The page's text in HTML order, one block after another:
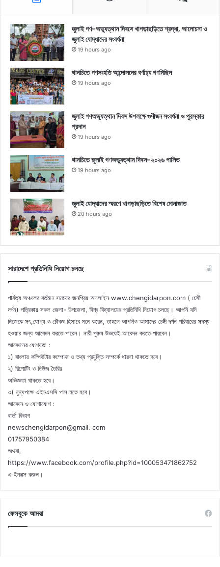
জুলাই গণ-অভ্যুত্থান দিবসে খাগড়াছড়িতে শ্রদ্ধা, আলোচনা ও
জুলাই যোদ্ধাদের সংবর্ধনা
19 hours ago
থানচিতে গণসংহতি আন্দোলনের বর্ণাঢ্য গণমিছিল
19 hours ago
জুলাই গণঅভ্যুত্থান দিবস উপলক্ষে গুণীজন সংবর্ধনা ও পুরস্কার
প্রদান
19 hours ago
থানচিতে জুলাই গণঅভ্যুত্থান দিবস-২০২৬ পালিত
19 hours ago
জুলাই যোদ্ধাদের স্মরণে খাগড়াছড়িতে বিশেষ মোনাজাত
20 hours ago
সারাদেশে প্রতিনিধি নিয়োগ চলছে
পার্বত্য অঞ্চলের বর্তমান সময়ের জনপ্রিয় অনলাইন www.chengidarpon.com ( চেঙ্গী
দর্পন) পত্রিকায় সকল জেলা- উপজেলা, বিশ্ব বিদ্যালয়ের প্রতিনিধি নিয়োগ চলছে। আপনি যদি
নিজেকে সৎ,যোগ্য ও চৌকষ হিসাবে মনে করেন, তাহলে আপনিও আমাদের চেঙ্গী দর্পন পরিবারের সদস্য
হওয়ার জন্য আবেদন করতে পারেন। নারী পুরুষ উভয়েই আবেদন করতে পারবেন।
আবেদনের যোগ্যতা :
১) বাংলায় কম্পিউটার কম্পোজ ও তথ্য প্রযুক্তি সম্পর্কে ধারনা থাকতে হবে।
২) রিপোটিং ও নিউজ তৈরির
অভিজ্ঞতা থাকতে হবে।
৩) নুন্যপক্ষে এইচএসসি পাস হতে হবে।
আবেদন ও যোগাযোগ :
বার্তা বিভাগ
newschengidarpon@gmail. com
01757950384
অথবা,
https://www.facebook.com/profile.php?id=100053471862752
এ ইনবক্স করুন।
ফেসবুকে আমরা